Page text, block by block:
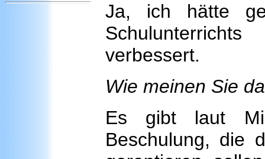
Ja, ich hätte
verbessert.
Wie meinen Sie
Es gibt laut
Beschulung, die